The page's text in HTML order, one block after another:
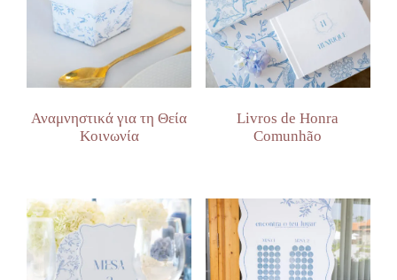
Αναμνηστικά για τη Θεία
Κοινωνία
Livros de Honra
Comunhão